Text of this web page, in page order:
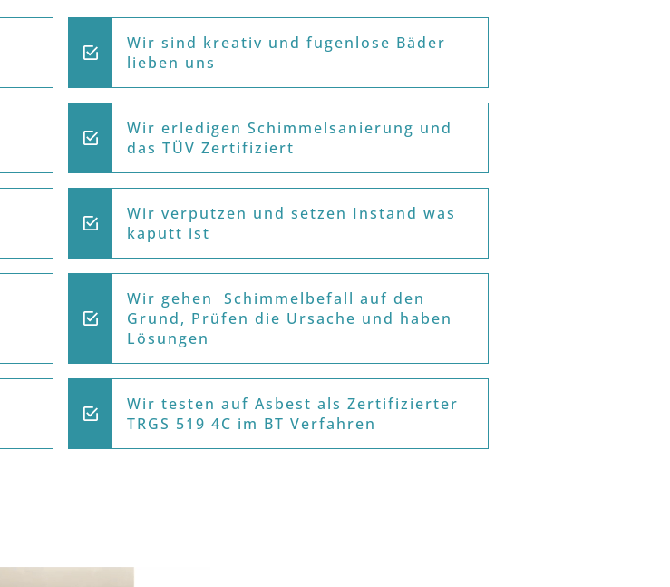
Wir sind kreativ und fugenlose Bäder
lieben uns
Wir erledigen Schimmelsanierung und
das TÜV Zertifiziert
Wir verputzen und setzen Instand was
kaputt ist
Wir gehen Schimmelbefall auf den
Grund, Prüfen die Ursache und haben
Lösungen
Wir testen auf Asbest als Zertifizierter
TRGS 519 4C im BT Verfahren